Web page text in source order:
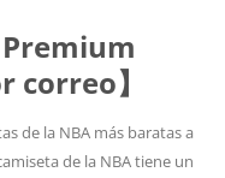
correo】
de la NBA más baratas a
de la NBA tiene un